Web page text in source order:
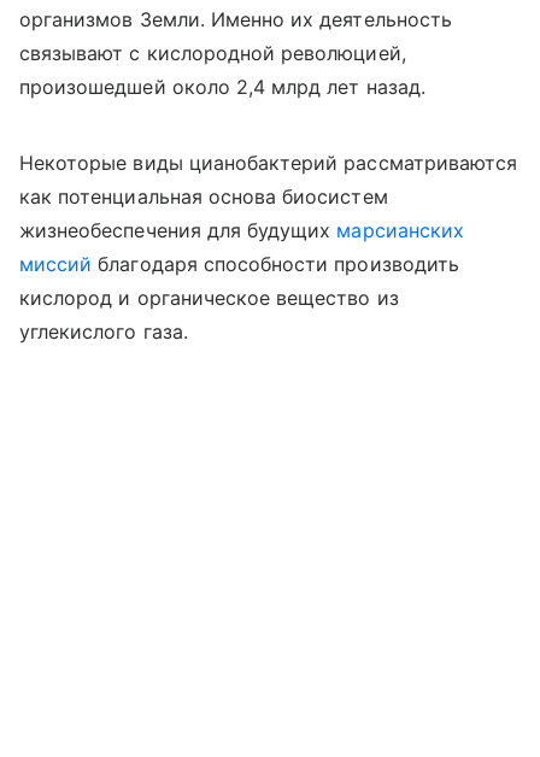
организмов Земли. Именно их деятельность
связывают с кислородной революцией,
произошедшей около 2,4 млрд лет назад.
Некоторые виды цианобактерий рассматриваются
как потенциальная основа биосистем
жизнеобеспечения для будущих марсианских
миссий благодаря способности производить
кислород и органическое вещество из
углекислого газа.